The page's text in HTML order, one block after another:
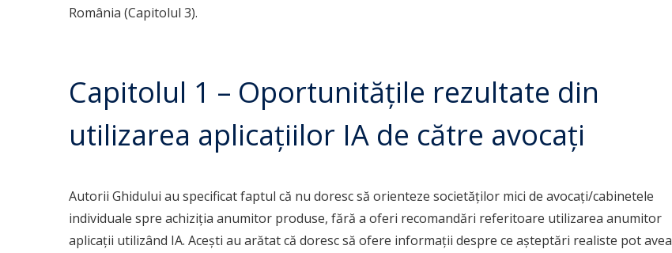
România (Capitolul 3).
Capitolul 1 – Oportunitățile rezultate din
utilizarea aplicațiilor IA de către avocați
Autorii Ghidului au specificat faptul că nu doresc să orienteze societăților mici de avocați/cabinetele
individuale spre achiziția anumitor produse, fără a oferi recomandări referitoare utilizarea anumitor
aplicații utilizând IA. Acești au arătat că doresc să ofere informații despre ce așteptări realiste pot avea